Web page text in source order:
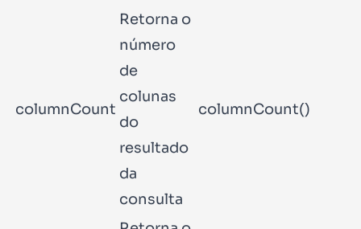
columnCount
Retorna o
número
de
colunas
do
resultado
da
consulta
columnCount()